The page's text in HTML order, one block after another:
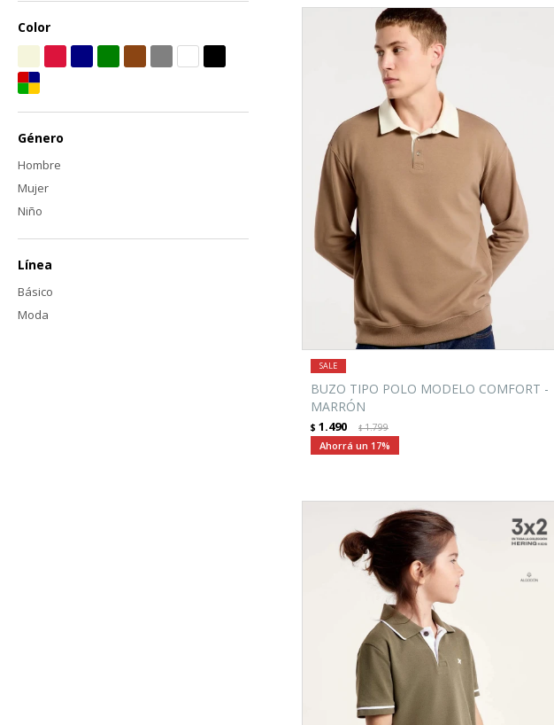
BUZO TIPO POLO MODELO COMFORT -
MARRÓN
$ 1.490 $1.799
17
Color
Género
Hombre
Mujer
Niño
Línea
Básico
Moda